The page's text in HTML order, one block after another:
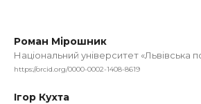
Роман Мірошник
Національний університет «Львівська
https://orcid.org/0000-0002-1408-8619
Ігор Кухта